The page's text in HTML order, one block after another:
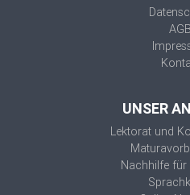
AGB
UNSER
Lektorat und
Nachhilfe für